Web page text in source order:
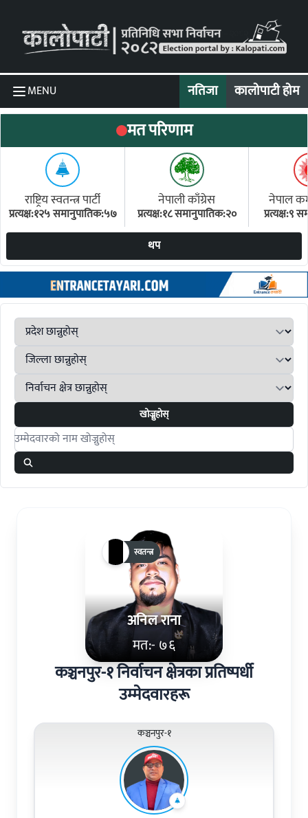
MENU नतिजा कालोपाटी होम
मत परिणाम
राष्ट्रिय स्वतन्त्र पार्टी
प्रत्यक्ष:१२५ समानुपातिक:५७
नेपाली काँग्रेस
प्रत्यक्ष:१८ समानुपातिक:२०
नेपाल
प्रत्यक्ष:९
थप
खोज्नुहोस्
Search candidates
अनिल राना
मत:- ७६
स्वतन्त्र
कञ्चनपुर-१ निर्वाचन क्षेत्रका प्रतिष्पर्धी
उम्मेदवारहरू
कञ्चनपुर-१